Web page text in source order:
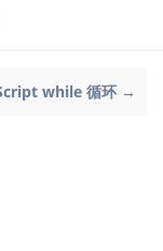
while 循环 →